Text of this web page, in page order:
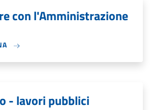
con l'Amministrazione
- lavori pubblici